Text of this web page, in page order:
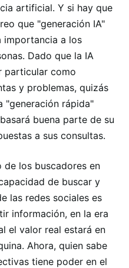
artificial. Y si hay que
que "generación IA"
importancia a los
Dado que la IA
particular como
y problemas, quizás
"generación rápida"
buena parte de su
a sus consultas.
de los buscadores en
de buscar y
las redes sociales es
información, en la era
el valor real estará en
Ahora, quien sabe
tiene poder en el